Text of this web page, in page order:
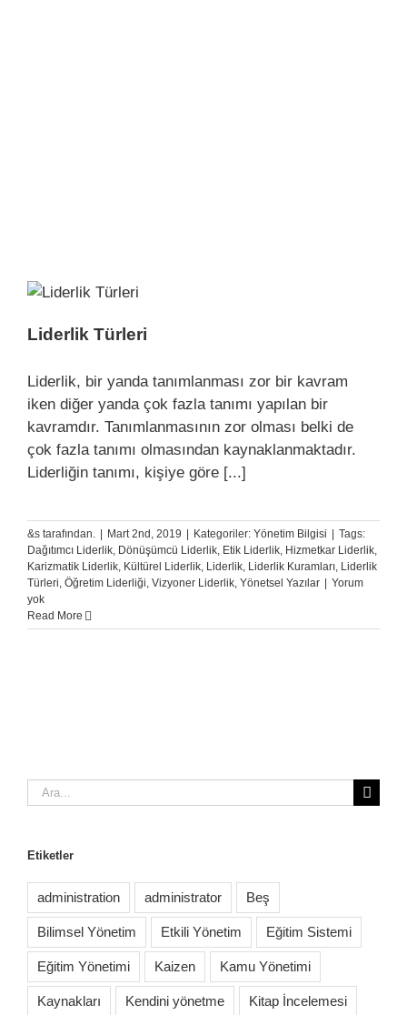
Liderlik Türleri
Liderlik, bir yanda tanımlanması zor bir kavram
iken diğer yanda çok fazla tanımı yapılan bir
kavramdır. Tanımlanmasının zor olması belki de
çok fazla tanımı olmasından kaynaklanmaktadır.
Liderliğin tanımı, kişiye göre [...]
&s tarafından. Mart 2nd, 2019 Kategoriler: Yönetim Bilgisi
Tags:
Dağıtımcı Liderlik, Dönüşümcü Liderlik, Etik Liderlik, Hizmetkar Liderlik,
Karizmatik Liderlik, Kültürel Liderlik, Liderlik, Liderlik Kuramları, Liderlik
Türleri, Öğretim Liderliği, Vizyoner Liderlik, Yönetsel Yazılar
Yorum
yok
Read More
Ara:
Etiketler
administration administrator Beş
Bilimsel Yönetim Etkili Yönetim Eğitim Sistemi
Eğitim Yönetimi Kaizen Kamu Yönetimi
Kaynakları Kendini yönetme Kitap İncelemesi